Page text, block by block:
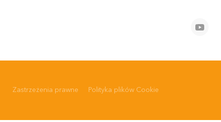
Zastrzeżenia prawne Polityka plików Cookie